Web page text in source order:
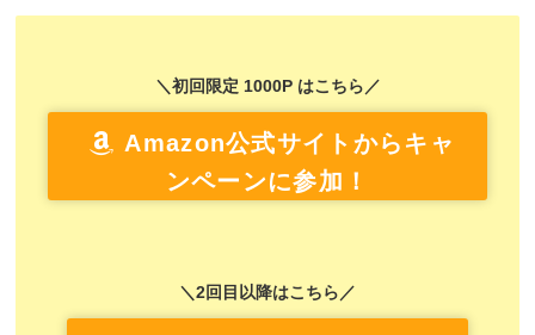
＼初回限定 1000P はこちら／
Amazon公式サイトからキャ
ンペーンに参加！
＼2回目以降はこちら／